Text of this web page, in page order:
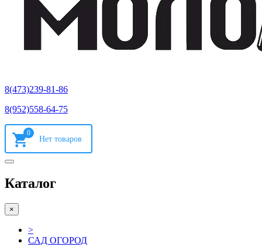
8(473)239-81-86
8(952)558-64-75
0
Каталог
×
>
САД ОГОРОД